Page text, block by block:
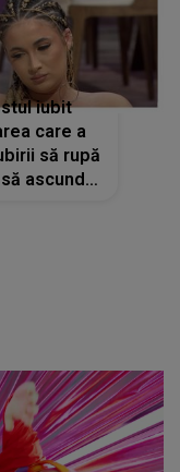
iubit
care a
să rupă
ascundă